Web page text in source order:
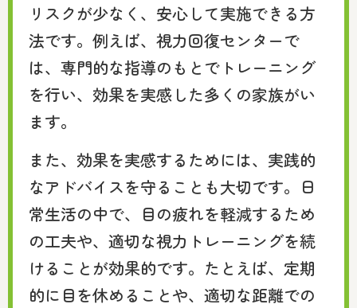
リスクが少なく、安心して実施できる方
法です。例えば、視力回復センターで
は、専門的な指導のもとでトレーニング
を行い、効果を実感した多くの家族がい
ます。
また、効果を実感するためには、実践的
なアドバイスを守ることも大切です。日
常生活の中で、目の疲れを軽減するため
の工夫や、適切な視力トレーニングを続
けることが効果的です。たとえば、定期
的に目を休めることや、適切な距離での